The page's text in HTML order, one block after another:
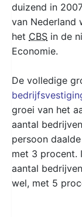
duizend in
van Nederland
het CBS in de
Economie.
De volledige
groei van het
aantal
persoon
met 3 procent.
aantal
wel, met 5